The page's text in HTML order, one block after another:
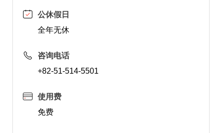
公休假日
全年无休
咨询电话
+82-51-514-5501
使用费
免费